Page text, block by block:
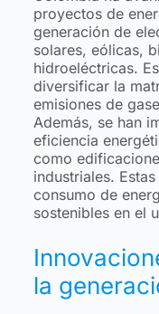
proyectos de
generación de
solares, eólicas,
hidroeléctricas.
diversificar la
emisiones de
Además, se han
eficiencia
como
industriales.
consumo de
sostenibles en el
la